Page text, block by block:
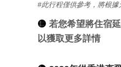
#此行程僅供參考，將根據
🟡 若您希望將住宿
以獲取更多詳情